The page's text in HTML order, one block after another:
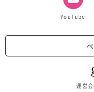
YouTube
運営